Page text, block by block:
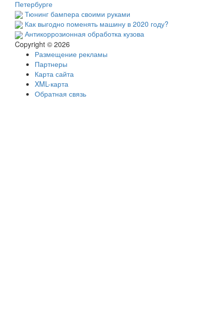
Петербурге
Тюнинг бампера своими руками
Как выгодно поменять машину в 2020 году?
Антикоррозионная обработка кузова
Copyright © 2026
Размещение рекламы
Партнеры
Карта сайта
XML-карта
Обратная связь